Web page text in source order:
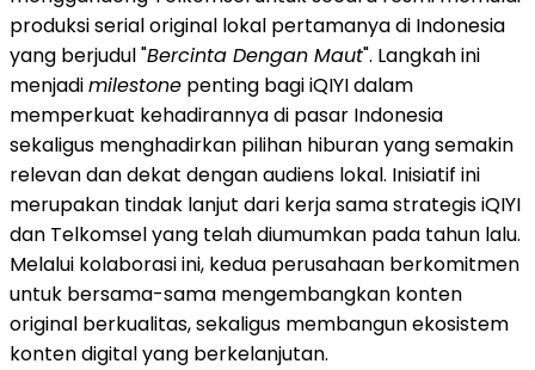
produksi serial original lokal pertamanya di Indonesia
yang berjudul "Bercinta Dengan Maut". Langkah ini
menjadimilestone penting bagi iQIYI dalam
memperkuat kehadirannya di pasar Indonesia
sekaligus menghadirkan pilihan hiburan yang semakin
relevan dan dekat dengan audiens lokal. Inisiatif ini
merupakan tindak lanjut dari kerja sama strategis iQIYI
dan Telkomsel yang telah diumumkan pada tahun lalu.
Melalui kolaborasi ini, kedua perusahaan berkomitmen
untuk bersama-sama mengembangkan konten
original berkualitas, sekaligus membangun ekosistem
konten digital yang berkelanjutan.